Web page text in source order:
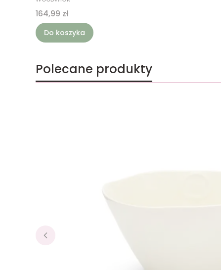
Cena
164,99 zł
Do koszyka
Polecane produkty